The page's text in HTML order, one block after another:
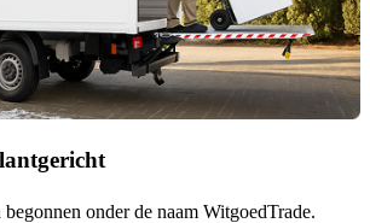
onder de naam WitgoedTrade.